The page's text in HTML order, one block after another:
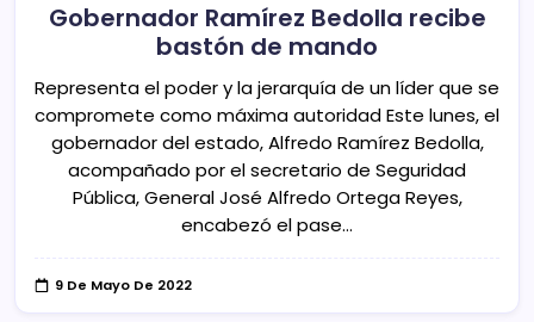
Gobernador Ramírez Bedolla recibe
bastón de mando
Representa el poder y la jerarquía de un líder que se
compromete como máxima autoridad Este lunes, el
gobernador del estado, Alfredo Ramírez Bedolla,
acompañado por el secretario de Seguridad
Pública, General José Alfredo Ortega Reyes,
encabezó el pase…
9 De Mayo De 2022